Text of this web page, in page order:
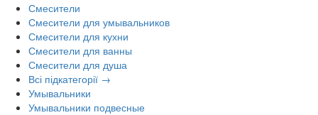
Смесители
Смесители для умывальников
Смесители для кухни
Смесители для ванны
Смесители для душа
Всі підкатегорії →
Умывальники
Умывальники подвесные